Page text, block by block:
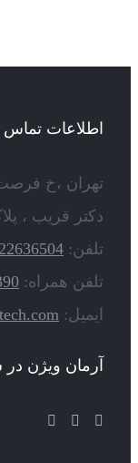
اطلاعات تماس
تهران ،خ فرصت
دکتر قریب ، پلاک 83 ،
تلفن:
تلفن همراه:
ایمیل:
آرمان ویژن